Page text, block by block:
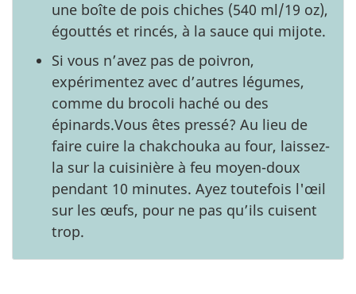
une boîte de pois chiches (540 ml/19 oz),
égouttés et rincés, à la sauce qui mijote.
Si vous n’avez pas de poivron,
expérimentez avec d’autres légumes,
comme du brocoli haché ou des
épinards.Vous êtes pressé? Au lieu de
faire cuire la chakchouka au four, laissez-
la sur la cuisinière à feu moyen-doux
pendant 10 minutes. Ayez toutefois l'œil
sur les œufs, pour ne pas qu’ils cuisent
trop.